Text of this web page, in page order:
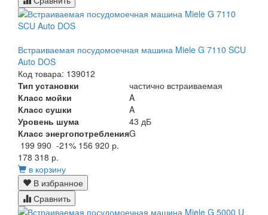
Встраиваемая посудомоечная машина Miele G 7110 SCU
Auto DOS
Код товара: 139012
Тип установки
частично встраиваемая
Класс мойки
A
Класс сушки
A
Уровень шума
43 дБ
Класс энергопотребленияG
199 990 -21% 156 920 р.
178 318 р.
в корзину
В избранное
Сравнить